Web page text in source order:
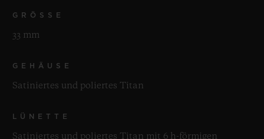
GRÖSSE
33 mm
GEHÄUSE
Satiniertes und poliertes Titan
LÜNETTE
Satiniertes und poliertes Titan mit 6 h-förmigen